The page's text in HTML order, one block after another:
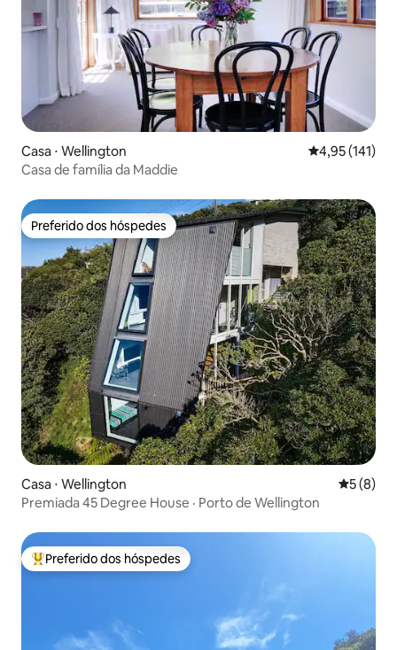
Casa ⋅ Wellington 4,95 de uma
4,95 (141)
Casa de família da Maddie
Preferido dos hóspedes
Preferido dos hóspedes
Casa ⋅ Wellington 5 de
5 (8)
Premiada 45 Degree House · Porto de Wellington
Entre os melhores preferidos dos hóspedes
Preferido dos hóspedes